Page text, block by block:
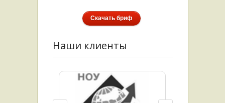
Скачать бриф
Наши клиенты